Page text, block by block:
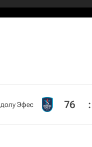
Эфес 76 :